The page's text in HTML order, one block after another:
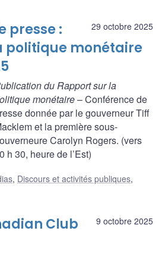
29 octobre 2025
presse :
politique monétaire
du Rapport sur la
monétaire– Conférence de
donnée par le gouverneur Tiff
et la première sous-
Carolyn Rogers. (vers
h 30, heure de l’Est)
, Discours et activités publiques,
9 octobre 2025
Club